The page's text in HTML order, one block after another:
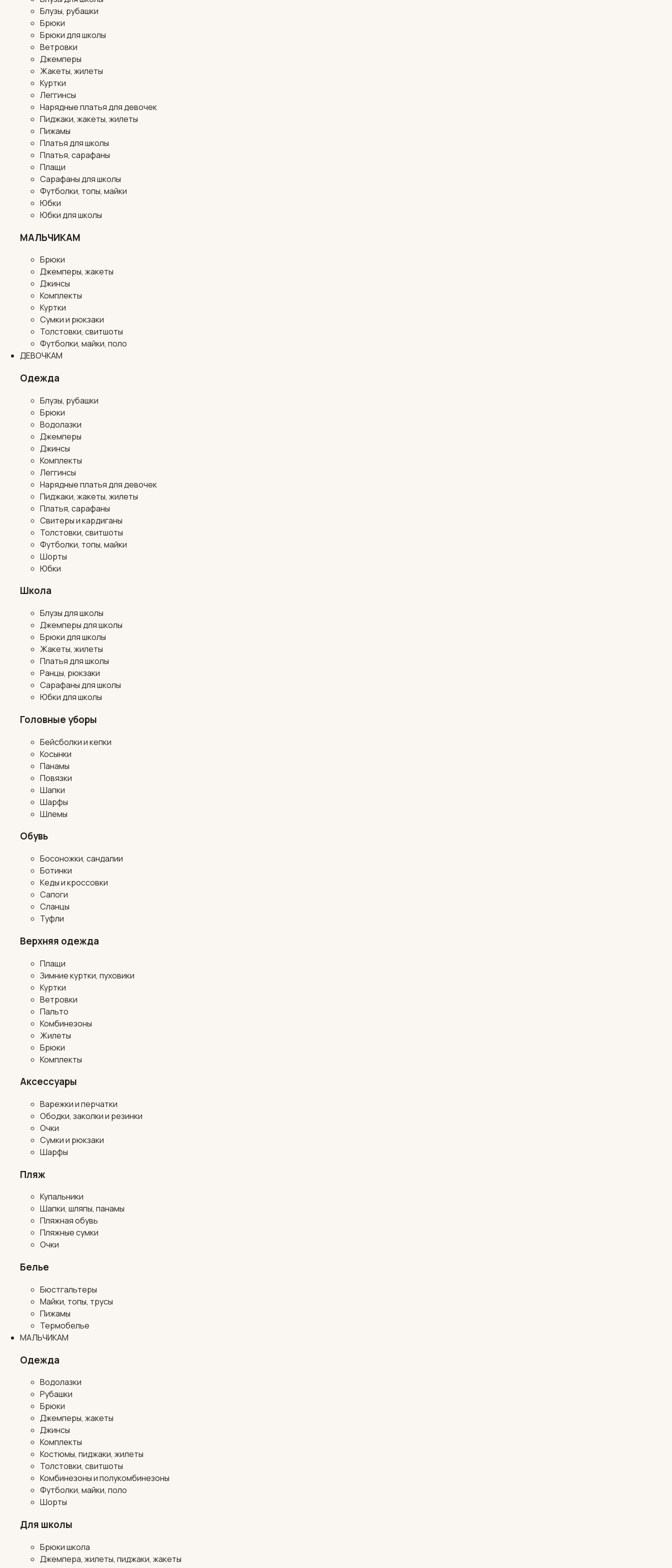
Блузы, рубашки
Брюки
Брюки для школы
Ветровки
Джемперы
Жакеты, жилеты
Куртки
Леггинсы
Нарядные платья для девочек
Пиджаки, жакеты, жилеты
Пижамы
Платья для школы
Платья, сарафаны
Плащи
Сарафаны для школы
Футболки, топы, майки
Юбки
Юбки для школы
МАЛЬЧИКАМ
Брюки
Джемперы, жакеты
Джинсы
Комплекты
Куртки
Сумки и рюкзаки
Толстовки, свитшоты
Футболки, майки, поло
ДЕВОЧКАМ
Одежда
Блузы, рубашки
Брюки
Водолазки
Джемперы
Джинсы
Комплекты
Леггинсы
Нарядные платья для девочек
Пиджаки, жакеты, жилеты
Платья, сарафаны
Свитеры и кардиганы
Толстовки, свитшоты
Футболки, топы, майки
Шорты
Юбки
Школа
Блузы для школы
Джемперы для школы
Брюки для школы
Жакеты, жилеты
Платья для школы
Ранцы, рюкзаки
Сарафаны для школы
Юбки для школы
Головные уборы
Бейсболки и кепки
Косынки
Панамы
Повязки
Шапки
Шарфы
Шлемы
Обувь
Босоножки, сандалии
Ботинки
Кеды и кроссовки
Сапоги
Сланцы
Туфли
Верхняя одежда
Плащи
Зимние куртки, пуховики
Куртки
Ветровки
Пальто
Комбинезоны
Жилеты
Брюки
Комплекты
Аксессуары
Варежки и перчатки
Ободки, заколки и резинки
Очки
Сумки и рюкзаки
Шарфы
Пляж
Купальники
Шапки, шляпы, панамы
Пляжная обувь
Пляжные сумки
Очки
Белье
Бюстгальтеры
Майки, топы, трусы
Пижамы
Термобелье
МАЛЬЧИКАМ
Одежда
Водолазки
Рубашки
Брюки
Джемперы, жакеты
Джинсы
Комплекты
Костюмы, пиджаки, жилеты
Толстовки, свитшоты
Комбинезоны и полукомбинезоны
Футболки, майки, поло
Шорты
Для школы
Брюки школа
Джемпера, жилеты, пиджаки, жакеты